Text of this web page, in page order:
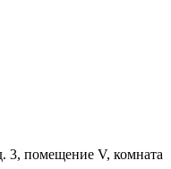
3, помещение V, комната